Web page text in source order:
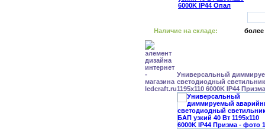
Наличие на складе: более
Универсальный
светодиодный
1195x110 6000K IP44 Призма